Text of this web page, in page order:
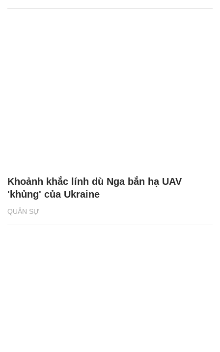
QUÂN SỰ
Khoảnh khắc lính dù Nga bắn hạ UAV
'khủng' của Ukraine